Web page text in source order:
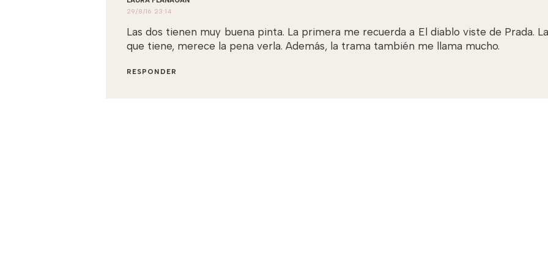
29/8/16 23:14
Las dos tienen muy buena pinta. La primera me recuerda a El diablo viste de Prada.
que tiene, merece la pena verla. Además, la trama también me llama mucho.
RESPONDER